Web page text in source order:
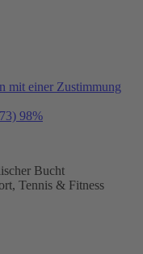
mit einer Zustimmung
98%
Bucht
Tennis & Fitness